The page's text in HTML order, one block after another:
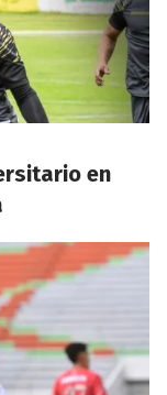
en